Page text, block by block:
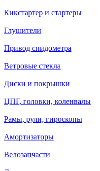
Кикстартер и стартеры
Глушители
Привод спидометра
Ветровые стекла
Диски и покрышки
ЦПГ, головки, коленвалы
Рамы, рули, гироскопы
Амортизаторы
Велозапчасти